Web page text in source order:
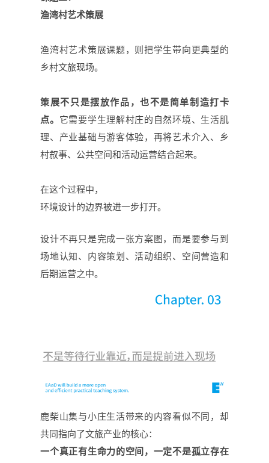
渔湾村艺术策展
渔湾村艺术策展课题，则把学生带向更典型的
乡村文旅现场。
策展不只是摆放作品，也不是简单制造打卡
点。 它需要学生理解村庄的自然环境、生活肌
理、产业基础与游客体验，再将艺术介入、乡
村叙事、公共空间和活动运营结合起来。
在这个过程中，
环境设计的边界被进一步打开。
设计不再只是完成一张方案图，而是要参与到
场地认知、内容策划、活动组织、空间营造和
后期运营之中。
鹿柴山集与小庄生活带来的内容看似不同，却
共同指向了文旅产业的核心：
一个真正有生命力的空间，一定不是孤立存在